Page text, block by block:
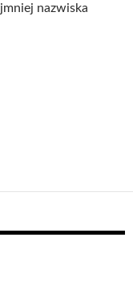
nazwiska